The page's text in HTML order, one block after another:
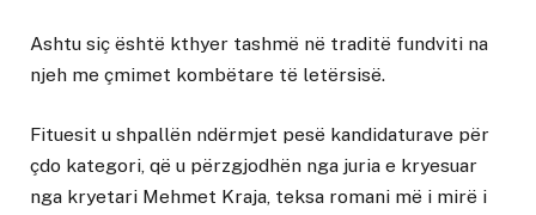
Ashtu siç është kthyer tashmë në traditë fundviti na
njeh me çmimet kombëtare të letërsisë.
Fituesit u shpallën ndërmjet pesë kandidaturave për
çdo kategori, që u përzgjodhën nga juria e kryesuar
nga kryetari Mehmet Kraja, teksa romani më i mirë i